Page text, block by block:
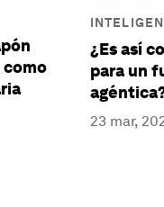
como
¿Es así
para un
23 mar,